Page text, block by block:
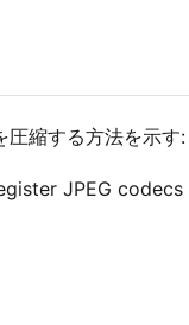
圧縮する方法を示す:
JPEG codecs